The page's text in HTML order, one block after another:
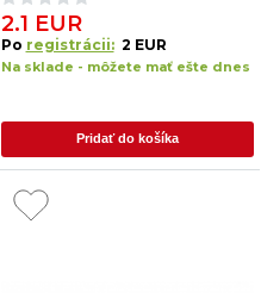
2.1 EUR
Po registrácii: 2 EUR
Na sklade - môžete mať ešte dnes
Pridať do košíka